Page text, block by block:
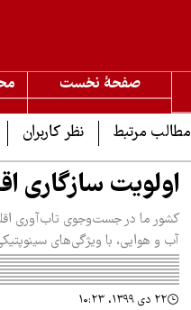
صفحۀ نخست
مطالب مرتبط نظر کاربران
اولویت سازگاری
کشور ما در جست‌وجوی تاب‌آوری
آب و هوایی، با ویژگی‌های
۲۲ دی ۱۳۹۹، ۱۰:۲۳